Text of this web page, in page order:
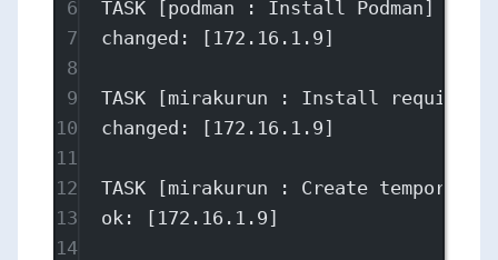
6
TASK [podman : Install
7
changed: [172.16.1.9]
8
9
TASK [mirakurun : Install
10
changed: [172.16.1.9]
11
12
TASK [mirakurun : Create
13
ok: [172.16.1.9]
14